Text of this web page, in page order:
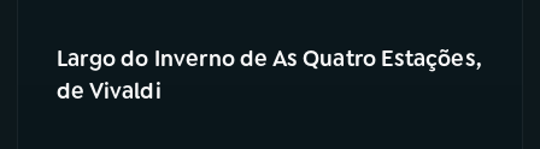
Largo do Inverno de As Quatro Estações,
de Vivaldi